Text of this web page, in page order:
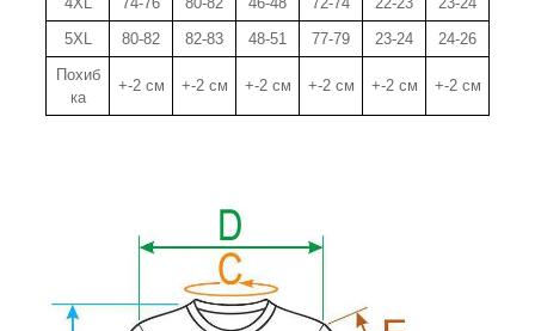
5XL
80-82 82-83 48-51 77-79 23-24
24-26
Похиб
ка
+-2 см +-2 см +-2 см +-2 см +-2 см +-2 см